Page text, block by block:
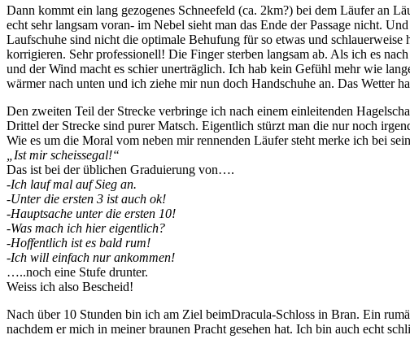
Dann kommt ein lang gezogenes Schneefeld (ca. 2km?) bei dem Läufer an
echt sehr langsam voran- im Nebel sieht man das Ende der Passage nicht.
Laufschuhe sind nicht die optimale Behufung für so etwas und
korrigieren. Sehr professionell! Die Finger sterben langsam ab. Als ich es
und der Wind macht es schier unerträglich. Ich hab kein Gefühl mehr wie
wärmer nach unten und ich ziehe mir nun doch Handschuhe an. Das Wetter
Den zweiten Teil der Strecke verbringe ich nach einem einleitenden
Drittel der Strecke sind purer Matsch. Eigentlich stürzt man die nur noch
Wie es um die Moral vom neben mir rennenden Läufer steht merke ich bei
„Ist mir scheissegal!“
Das ist bei der üblichen Graduierung von….
-Ich lauf mal auf Sieg an.
-Unter die ersten 3 ist auch ok!
-Hauptsache unter die ersten 10!
-Was mach ich hier eigentlich?
-Hoffentlich ist es bald rum!
-Ich will einfach nur ankommen!
…..noch eine Stufe drunter.
Weiss ich also Bescheid!
Nach über 10 Stunden bin ich am Ziel beimDracula-Schloss in Bran. Ein
nachdem er mich in meiner braunen Pracht gesehen hat. Ich bin auch echt